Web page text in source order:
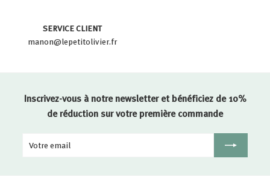
SERVICE CLIENT
manon@lepetitolivier.fr
Inscrivez-vous à notre newsletter et bénéficiez de 10%
de réduction sur votre première commande
Votre
Inscription